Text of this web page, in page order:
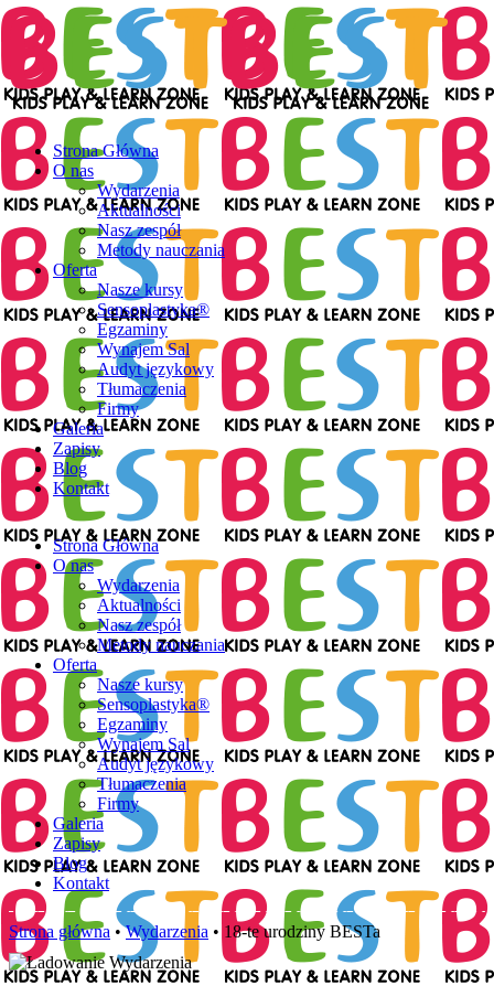
Strona Główna
O nas
Wydarzenia
Aktualności
Nasz zespół
Metody nauczania
Oferta
Nasze kursy
Sensoplastyka®
Egzaminy
Wynajem Sal
Audyt językowy
Tłumaczenia
Firmy
Galeria
Zapisy
Blog
Kontakt
Strona Główna
O nas
Wydarzenia
Aktualności
Nasz zespół
Metody nauczania
Oferta
Nasze kursy
Sensoplastyka®
Egzaminy
Wynajem Sal
Audyt językowy
Tłumaczenia
Firmy
Galeria
Zapisy
Blog
Kontakt
Strona główna • Wydarzenia • 18-te urodziny BESTa